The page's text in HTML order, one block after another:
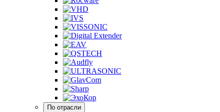
По отрасли